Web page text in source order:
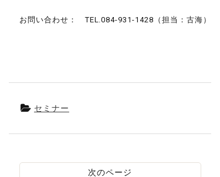
お問い合わせ： TEL.084-931-1428（担当：古海）
セミナー